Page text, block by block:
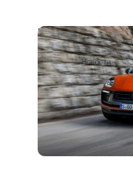
Porsche
кроссовера
210 июляНовости